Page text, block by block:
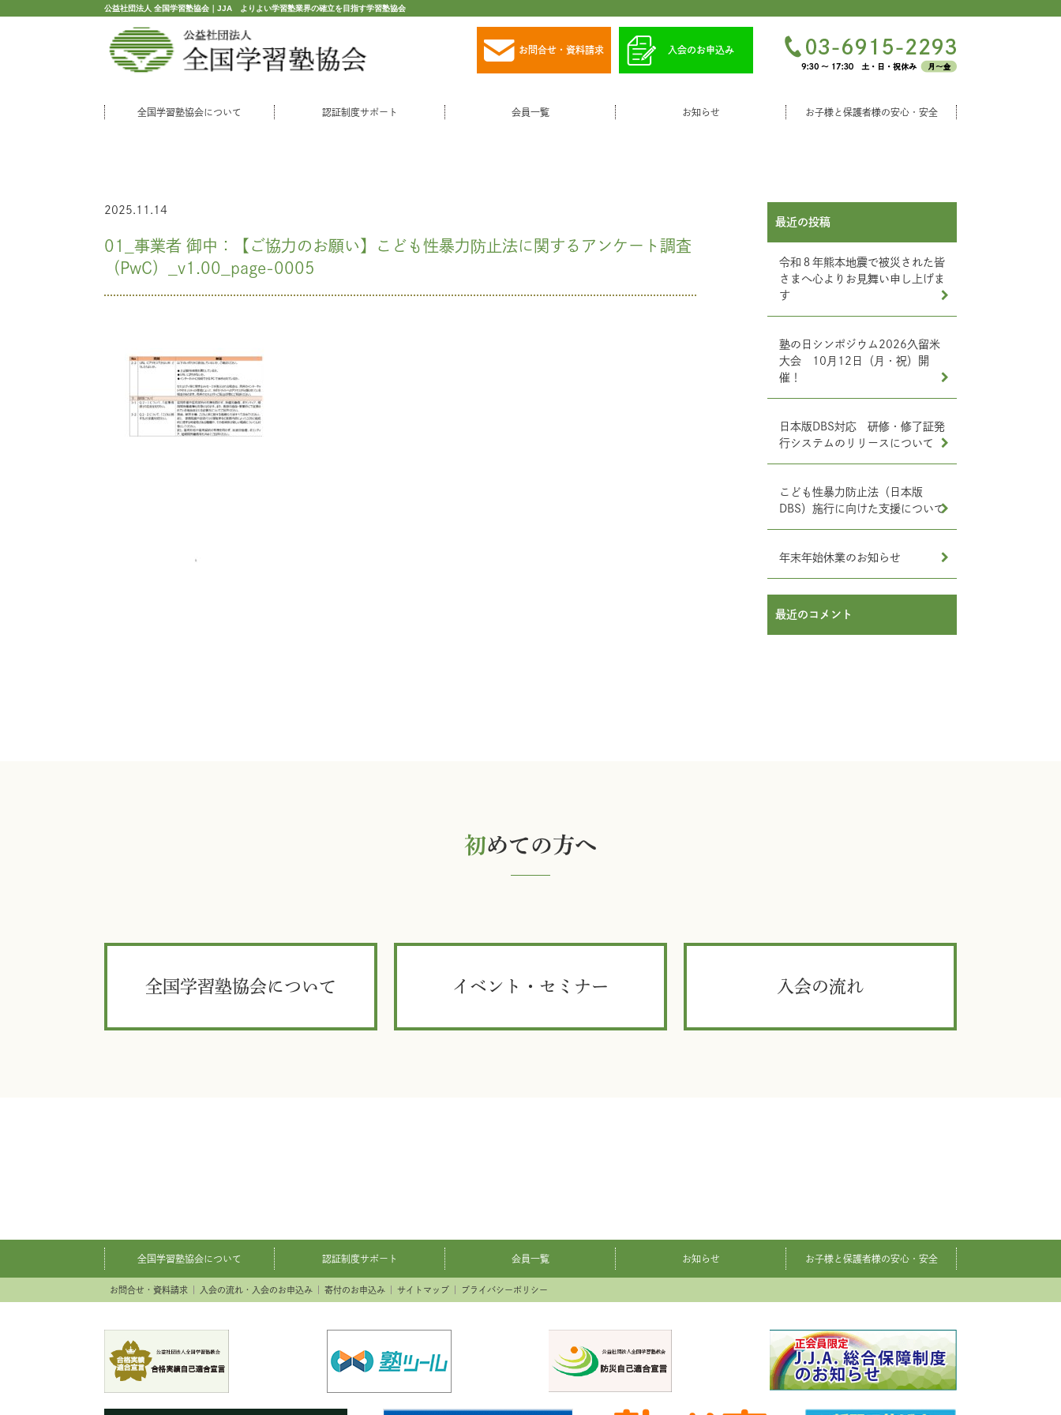
公益社団法人 全国学習塾協会｜JJA よりよい学習塾業界の確立を目指す学習塾協会
お問合せ・資料請求 入会のお申込み
全国学習塾協会について 認証制度サポート 会員一覧 お知らせ お子様と保護者様の安心・安全
2025.11.14
01_事業者 御中：【ご協力のお願い】こども性暴力防止法に関するアンケート調査
（PwC）_v1.00_page-0005
最近の投稿
令和８年熊本地震で被災された皆
さまへ心よりお見舞い申し上げま
す
塾の日シンポジウム2026久留米
大会 10月12日（月・祝）開
催！
日本版DBS対応 研修・修了証発
行システムのリリースについて
こども性暴力防止法（日本版
DBS）施行に向けた支援について
年末年始休業のお知らせ
最近のコメント
初めての方へ
全国学習塾協会について イベント・セミナー 入会の流れ
全国学習塾協会について 認証制度サポート 会員一覧 お知らせ お子様と保護者様の安心・安全
お問合せ・資料請求 入会の流れ・入会のお申込み 寄付のお申込み サイトマップ プライバシーポリシー